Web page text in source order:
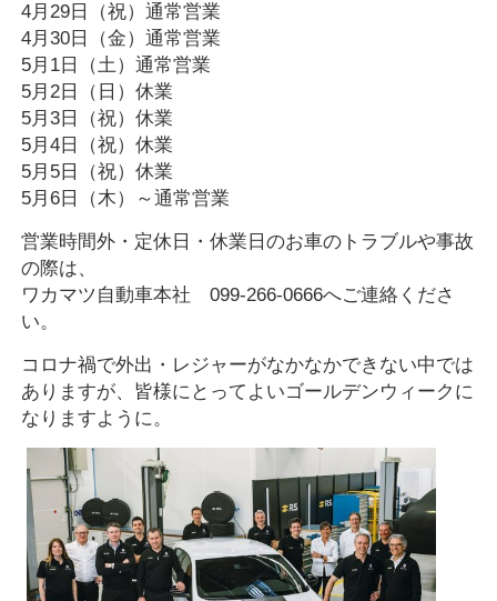
4月29日（祝）通常営業
4月30日（金）通常営業
5月1日（土）通常営業
5月2日（日）休業
5月3日（祝）休業
5月4日（祝）休業
5月5日（祝）休業
5月6日（木）～通常営業
営業時間外・定休日・休業日のお車のトラブルや事故
の際は、
ワカマツ自動車本社 099-266-0666へご連絡くださ
い。
コロナ禍で外出・レジャーがなかなかできない中では
ありますが、皆様にとってよいゴールデンウィークに
なりますように。